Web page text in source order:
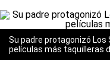
Su padre protagonizó Los
películas más taquilleras